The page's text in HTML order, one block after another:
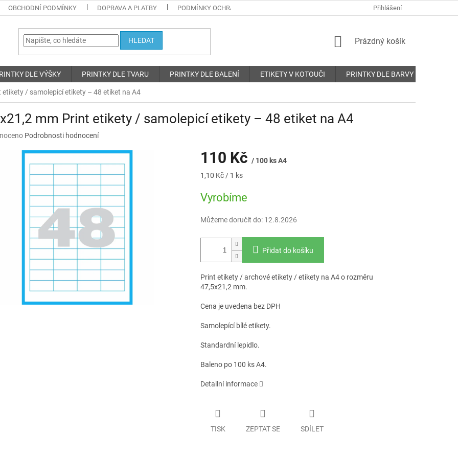
OBCHODNÍ PODMÍNKY DOPRAVA A PLATBY PODMÍNKY OCHRANY OSOBNÍCH ÚDAJŮ REKLAMAČNÍ ŘÁD KONTAKTY
Přihlášení
HLEDAT
NÁKUPNÍ
Prázdný košík
DLE VÝŠKY PRINTKY DLE TVARU PRINTKY DLE BALENÍ ETIKETY V KOTOUČI PRINTKY DLE BARVY
etikety / samolepicí etikety – 48 etiket na A4
mm Print etikety / samolepicí etikety – 48 etiket na A4
Podrobnosti hodnocení
110 Kč / 100 ks A4
Měrná
1,10 Kč / 1 ks
Vyrobíme
Můžeme doručit do: 12.8.2026
Přidat do košíku
Print etikety / archové etikety / etikety na A4 o rozměru
47,5x21,2 mm.
Cena je uvedena bez DPH
Samolepící bílé etikety.
Standardní lepidlo.
Baleno po 100 ks A4.
Detailní informace
TISK ZEPTAT SE SDÍLET